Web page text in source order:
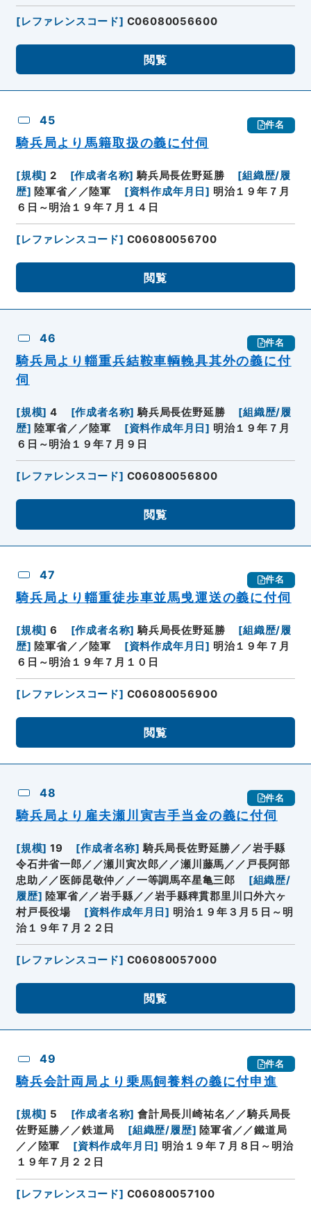
[レファレンスコード] C06080056600
閲覧
45 件名
騎兵局より馬籍取扱の義に付伺
[規模] 2 [作成者名称] 騎兵局長佐野延勝 [組織歴/履
歴] 陸軍省／／陸軍 [資料作成年月日] 明治１９年７月
６日～明治１９年７月１４日
[レファレンスコード] C06080056700
閲覧
46 件名
騎兵局より輜重兵結鞍車輌輓具其外の義に付
伺
[規模] 4 [作成者名称] 騎兵局長佐野延勝 [組織歴/履
歴] 陸軍省／／陸軍 [資料作成年月日] 明治１９年７月
６日～明治１９年７月９日
[レファレンスコード] C06080056800
閲覧
47 件名
騎兵局より輜重徒歩車並馬曵運送の義に付伺
[規模] 6 [作成者名称] 騎兵局長佐野延勝 [組織歴/履
歴] 陸軍省／／陸軍 [資料作成年月日] 明治１９年７月
６日～明治１９年７月１０日
[レファレンスコード] C06080056900
閲覧
48 件名
騎兵局より雇夫瀬川寅吉手当金の義に付伺
[規模] 19 [作成者名称] 騎兵局長佐野延勝／／岩手縣
令石井省一郎／／瀬川寅次郎／／瀬川藤馬／／戸長阿部
忠助／／医師昆敬仲／／一等調馬卒星亀三郎
[組織歴/
履歴] 陸軍省／／岩手縣／／岩手縣稗貫郡里川口外六ヶ
村戸長役場
[資料作成年月日] 明治１９年３月５日～明
治１９年７月２２日
[レファレンスコード] C06080057000
閲覧
49 件名
騎兵会計両局より乗馬飼養料の義に付申進
[規模] 5 [作成者名称] 會計局長川崎祐名／／騎兵局長
佐野延勝／／鉄道局
[組織歴/履歴] 陸軍省／／鐵道局
／／陸軍
[資料作成年月日] 明治１９年７月８日～明治
１９年７月２２日
[レファレンスコード] C06080057100